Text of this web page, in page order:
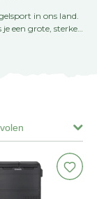
in ons land.
een grote, sterke
karper vissen.